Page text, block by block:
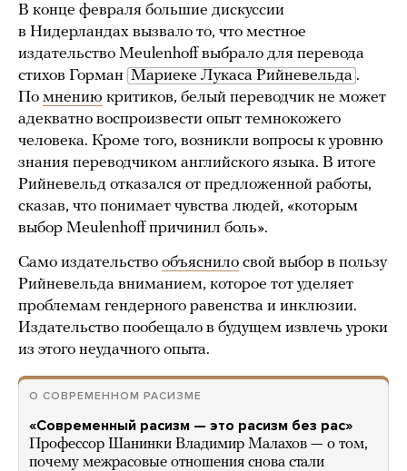
В конце февраля большие дискуссии
в Нидерландах вызвало то, что местное
издательство Meulenhoff выбрало для перевода
стихов Горман Мариеке Лукаса Рийневельда .
По мнению критиков, белый переводчик не может
адекватно воспроизвести опыт темнокожего
человека. Кроме того, возникли вопросы к уровню
знания переводчиком английского языка. В итоге
Рийневельд отказался от предложенной работы,
сказав, что понимает чувства людей, «которым
выбор Meulenhoff причинил боль».
Само издательство объяснило свой выбор в пользу
Рийневельда вниманием, которое тот уделяет
проблемам гендерного равенства и инклюзии.
Издательство пообещало в будущем извлечь уроки
из этого неудачного опыта.
О СОВРЕМЕННОМ РАСИЗМЕ
«Современный расизм — это расизм без рас»
Профессор Шанинки Владимир Малахов — о том,
почему межрасовые отношения снова стали